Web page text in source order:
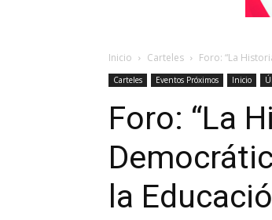
Inicio Carteles Foro: “La
Carteles Eventos Próximos Inicio
Foro: “La
la